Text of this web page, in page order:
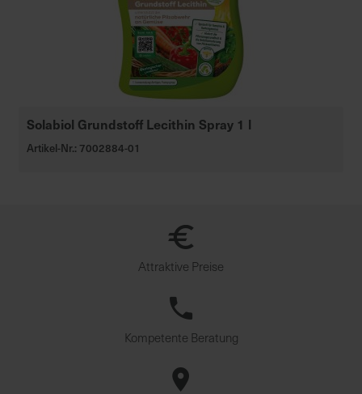
Solabiol Grundstoff Lecithin Spray 1 l
Artikel-Nr.: 7002884-01
Attraktive Preise
Kompetente Beratung